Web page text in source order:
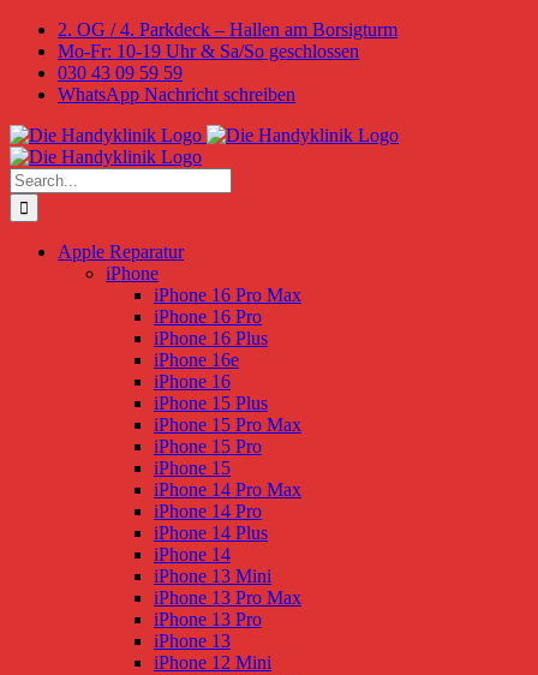
Skip
content
2. OG / 4. Parkdeck – Hallen am Borsigturm
Mo-Fr: 10-19 Uhr & Sa/So geschlossen
030 43 09 59 59
WhatsApp Nachricht schreiben
Search
for:
Apple Reparatur
iPhone
iPhone 16 Pro Max
iPhone 16 Pro
iPhone 16 Plus
iPhone 16e
iPhone 16
iPhone 15 Plus
iPhone 15 Pro Max
iPhone 15 Pro
iPhone 15
iPhone 14 Pro Max
iPhone 14 Pro
iPhone 14 Plus
iPhone 14
iPhone 13 Mini
iPhone 13 Pro Max
iPhone 13 Pro
iPhone 13
iPhone 12 Mini